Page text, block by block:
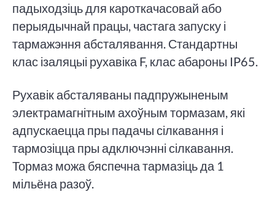
падыходзіць для кароткачасовай або
перыядычнай працы, частага запуску і
тармажэння абсталявання. Стандартны
клас ізаляцыі рухавіка F, клас абароны IP65.
Рухавік абсталяваны падпружыненым
электрамагнітным ахоўным тормазам, які
адпускаецца пры падачы сілкавання і
тармозіцца пры адключэнні сілкавання.
Тормаз можа бяспечна тармазіць да 1
мільёна разоў.